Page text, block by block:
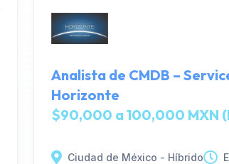
Analista de CMDB –
Horizonte
$90,000 a 100,000 MXN
Ciudad de México - Híbrido